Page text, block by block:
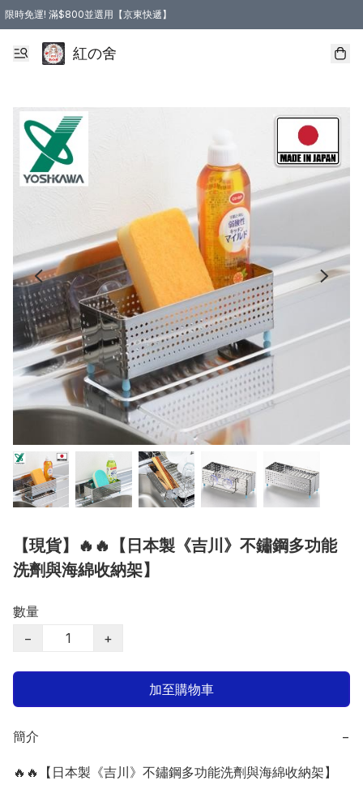
限時免運! 滿$800並選用【京東快遞】
紅の舍
【現貨】🔥🔥【日本製《吉川》不鏽鋼多功能
洗劑與海綿收納架】
數量
−
+
加至購物車
簡介 −
🔥🔥【日本製《吉川》不鏽鋼多功能洗劑與海綿收納架】